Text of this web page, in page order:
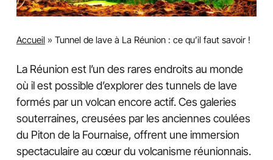
Accueil » Tunnel de lave à La Réunion : ce qu’il faut savoir !
La Réunion est l’un des rares endroits au monde
où il est possible d’explorer des tunnels de lave
formés par un volcan encore actif. Ces galeries
souterraines, creusées par les anciennes coulées
du Piton de la Fournaise, offrent une immersion
spectaculaire au cœur du volcanisme réunionnais.